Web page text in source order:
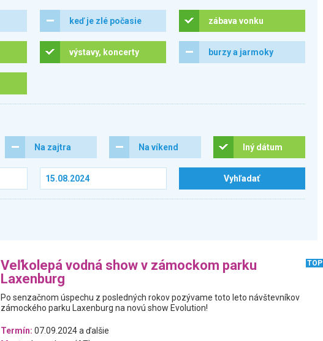
keď je zlé počasie zábava vonku
výstavy, koncerty burzy a jarmoky
Na zajtra Na víkend Iný dátum
Veľkolepá vodná show v zámockom parku
Laxenburg
TOP
Po senzačnom úspechu z posledných rokov pozývame toto leto návštevníkov
zámockého parku Laxenburg na novú show Evolution!
Termín: 07.09.2024 a ďalšie